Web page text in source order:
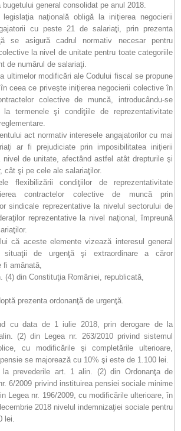
general consolidat pe anul 2018.
naţională obligă la iniţierea negocierii
cu peste 21 de salariaţi, prin prezenta
se asigură cadrul normativ necesar pentru
la nivel de unitate pentru toate categoriile
de numărul de salariaţi.
ultimelor modificări ale Codului fiscal se propune
ceea ce priveşte iniţierea negocierii colective în
colective de muncă, introducându-se
la termenele şi condiţiile de reprezentativitate
act normativ interesele angajatorilor cu mai
ar fi prejudiciate prin imposibilitatea iniţierii
nivel de unitate, afectând astfel atât drepturile şi
cât şi pe cele ale salariaţilor.
flexibilizării condiţiilor de reprezentativitate
contractelor colective de muncă prin
sindicale reprezentative la nivelul sectorului de
reprezentative la nivel naţional, împreună
că aceste elemente vizează interesul general
de urgenţă şi extraordinare a căror
fi amânată,
(4) din Constituţia României, republicată,
prezenta ordonanţă de urgenţă.
cu data de 1 iulie 2018, prin derogare de la
(2) din Legea nr. 263/2010 privind sistemul
cu modificările şi completările ulterioare,
se majorează cu 10% şi este de 1.100 lei.
la prevederile art. 1 alin. (2) din Ordonanţa de
6/2009 privind instituirea pensiei sociale minime
Legea nr. 196/2009, cu modificările ulterioare, în
2018 nivelul indemnizaţiei sociale pentru
lei.